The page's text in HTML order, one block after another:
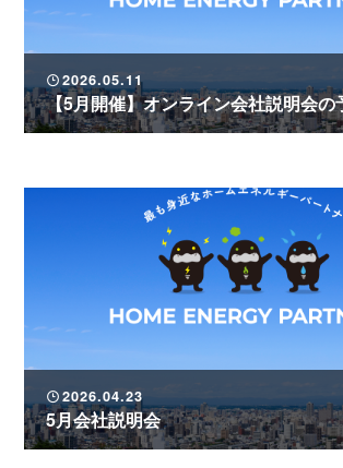
2026.05.11
2026.04.23
5月会社説明会